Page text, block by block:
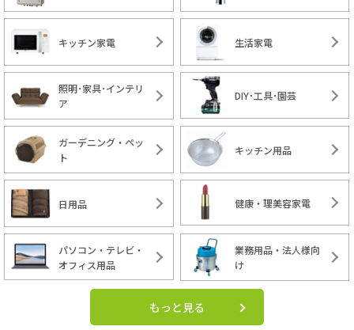
キッチン家電 生活家電
照明･家具･インテリ
ア
DIY･工具･園芸
ガーデニング・ペッ
ト
キッチン用品
日用品 健康・理美容家電
パソコン・テレビ・
オフィス用品
業務用品・法人様向
け
もっと見る